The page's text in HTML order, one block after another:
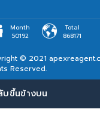
© 2021
Reserved.
Month
50192
Total
868171
บขึ้นข้างบน